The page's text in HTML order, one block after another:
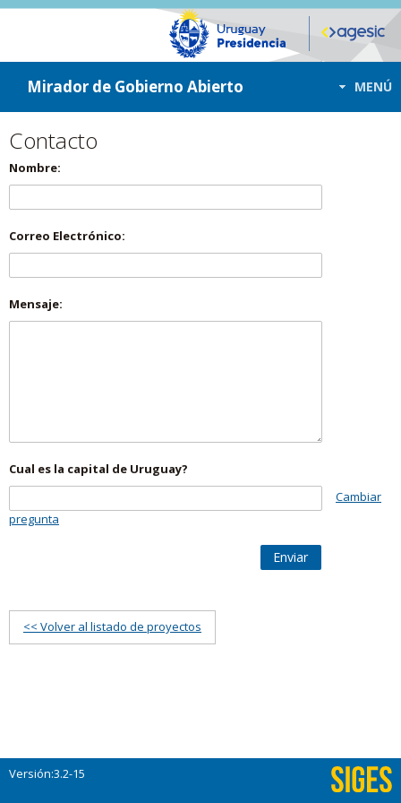
ir a contenido
ir al menú
Mirador de Gobierno Abierto MENÚ
Contacto
Nombre:
Correo Electrónico:
Mensaje:
Cual es la capital de Uruguay?
Cambiar
pregunta
Enviar
<< Volver al listado de proyectos
Versión:3.2-15